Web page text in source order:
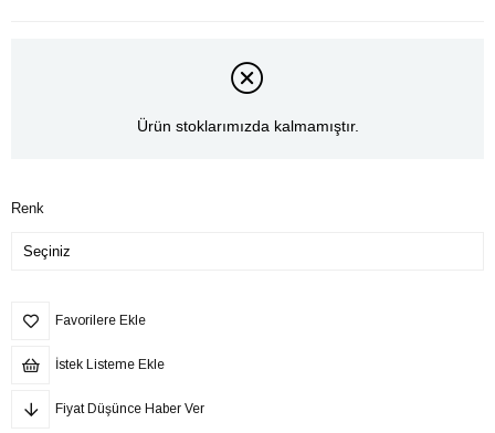
Ürün stoklarımızda kalmamıştır.
Renk
Favorilere Ekle
İstek Listeme Ekle
Fiyat Düşünce Haber Ver